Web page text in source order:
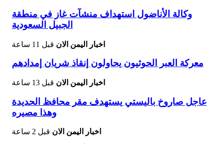
وكالة الأناضول استهداف منشآت غاز في منطقة
الجبيل السعودية
اخبار اليمن الان قبل 11 ساعة
معركة العبر الحوثيون يحاولون إنقاذ شريان إمدادهم
اخبار اليمن الان قبل 13 ساعة
عاجل صاروخ باليستي يستهدف مقر محافظ الحديدة
وهذا مصيره
اخبار اليمن الان قبل 2 ساعة